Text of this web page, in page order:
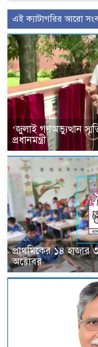
এই ক্যাটাগরির আরো
‘জুলাই গণঅভ্যুত্থান
প্রধানমন্ত্রী
প্রাথমিকের ১৪
অক্টোবর